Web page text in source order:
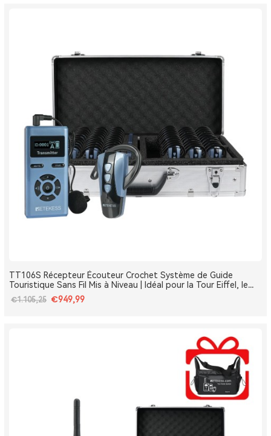
TT106S Récepteur Écouteur Crochet Système de Guide
Touristique Sans Fil Mis à Niveau | Idéal pour la Tour Eiffel, le
Louvre et les Monuments de France
€1.105,25 €949,99